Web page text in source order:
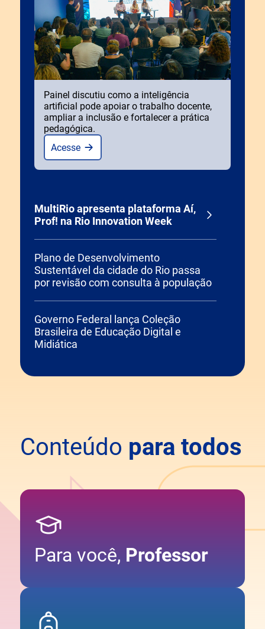
MultiRio apresenta plataforma Aí,
Prof! na Rio Innovation Week
Plano de Desenvolvimento
Sustentável da cidade do Rio passa
por revisão com consulta à população
Governo Federal lança Coleção
Brasileira de Educação Digital e
Midiática
Painel discutiu como a inteligência
artificial pode apoiar o trabalho docente,
ampliar a inclusão e fortalecer a prática
pedagógica.
Acesse
Conteúdo para todos
Para você, Professor